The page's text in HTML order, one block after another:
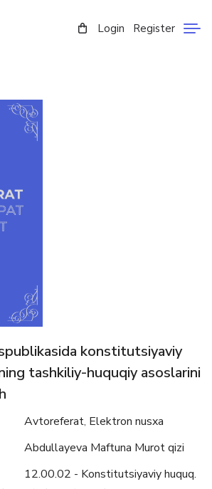
Login Register
konstitutsiyaviy
tashkiliy-huquqiy asoslarini
Avtoreferat, Elektron nusxa
Abdullayeva Maftuna Murot qizi
12.00.02 - Konstitutsiyaviy huquq.